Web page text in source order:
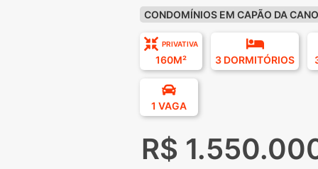
CONDOMÍNIOS EM CAPÃO DA
PRIVATIVA
160M² 3 DORMITÓRIOS
1 VAGA
R$